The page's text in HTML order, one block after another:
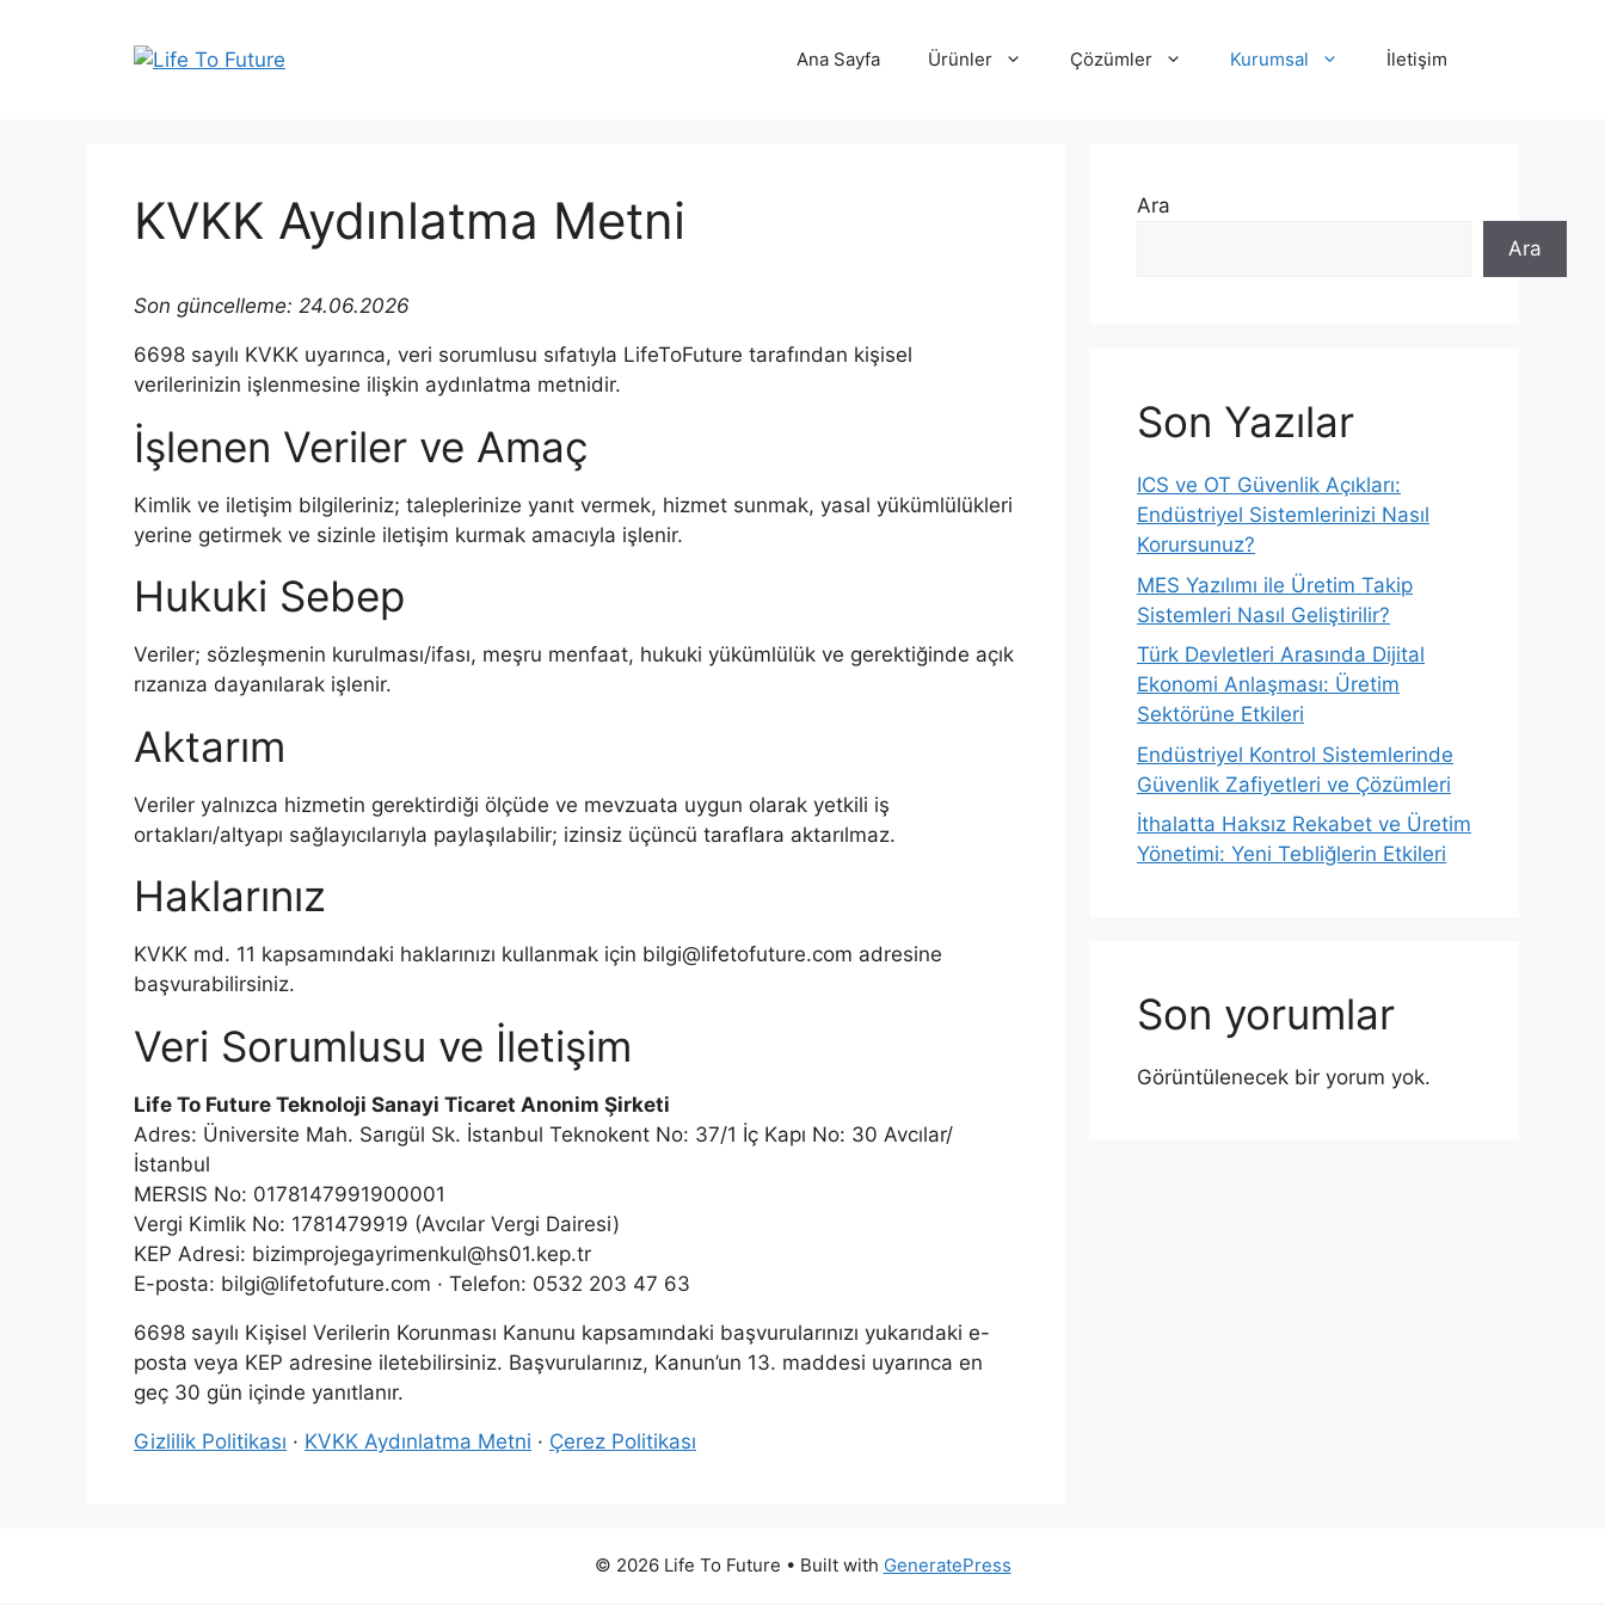
Ana Sayfa Ürünler Çözümler Kurumsal İletişim
KVKK Aydınlatma Metni
Son güncelleme: 24.06.2026
6698 sayılı KVKK uyarınca, veri sorumlusu sıfatıyla LifeToFuture tarafından kişisel
verilerinizin işlenmesine ilişkin aydınlatma metnidir.
İşlenen Veriler ve Amaç
Kimlik ve iletişim bilgileriniz; taleplerinize yanıt vermek, hizmet sunmak, yasal yükümlülükleri
yerine getirmek ve sizinle iletişim kurmak amacıyla işlenir.
Hukuki Sebep
Veriler; sözleşmenin kurulması/ifası, meşru menfaat, hukuki yükümlülük ve gerektiğinde açık
rızanıza dayanılarak işlenir.
Aktarım
Veriler yalnızca hizmetin gerektirdiği ölçüde ve mevzuata uygun olarak yetkili iş
ortakları/altyapı sağlayıcılarıyla paylaşılabilir; izinsiz üçüncü taraflara aktarılmaz.
Haklarınız
KVKK md. 11 kapsamındaki haklarınızı kullanmak için bilgi@lifetofuture.com adresine
başvurabilirsiniz.
Veri Sorumlusu ve İletişim
Life To Future Teknoloji Sanayi Ticaret Anonim Şirketi
Adres: Üniversite Mah. Sarıgül Sk. İstanbul Teknokent No: 37/1 İç Kapı No: 30 Avcılar/
İstanbul
MERSIS No: 0178147991900001
Vergi Kimlik No: 1781479919 (Avcılar Vergi Dairesi)
KEP Adresi: bizimprojegayrimenkul@hs01.kep.tr
E-posta: bilgi@lifetofuture.com · Telefon: 0532 203 47 63
6698 sayılı Kişisel Verilerin Korunması Kanunu kapsamındaki başvurularınızı yukarıdaki e-
posta veya KEP adresine iletebilirsiniz. Başvurularınız, Kanun’un 13. maddesi uyarınca en
geç 30 gün içinde yanıtlanır.
Gizlilik Politikası · KVKK Aydınlatma Metni · Çerez Politikası
Ara
Ara
Son Yazılar
ICS ve OT Güvenlik Açıkları:
Endüstriyel Sistemlerinizi Nasıl
Korursunuz?
MES Yazılımı ile Üretim Takip
Sistemleri Nasıl Geliştirilir?
Türk Devletleri Arasında Dijital
Ekonomi Anlaşması: Üretim
Sektörüne Etkileri
Endüstriyel Kontrol Sistemlerinde
Güvenlik Zafiyetleri ve Çözümleri
İthalatta Haksız Rekabet ve Üretim
Yönetimi: Yeni Tebliğlerin Etkileri
Son yorumlar
Görüntülenecek bir yorum yok.
© 2026 Life To Future • Built with GeneratePress